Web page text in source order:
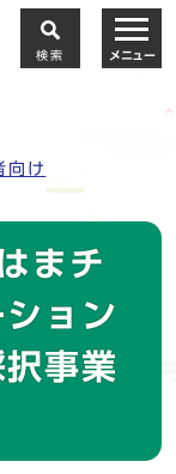
検索 メニュー
向け
まチ
ョン
事業